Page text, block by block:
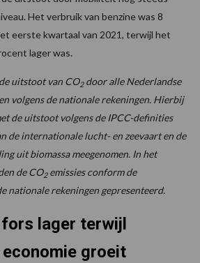
Het verbruik van benzine was 8
eerste kwartaal van 2021, terwijl het
lager was.
uitstoot van CO2door alle Nederlandse
volgens de nationale rekeningen. Hierbij
de uitstoot volgens de IPCC-definities
de internationale lucht- en zeevaart en de
uit biomassa meegenomen. In het
de CO2emissies conform de
nationale rekeningen gepresenteerd.
fors lager terwijl
groeit